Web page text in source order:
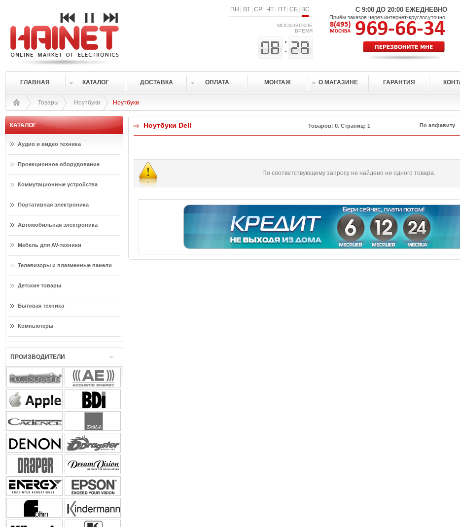
ПН ВТ СР ЧТ ПТ СБ ВС
МОСКОВСКОЕ
ВРЕМЯ
С 9:00 ДО 20:00 ЕЖЕДНЕВНО
Приём заказов через интернет-круглосуточно
ГЛАВНАЯ КАТАЛОГ ДОСТАВКА ОПЛАТА МОНТАЖ О МАГАЗИНЕ ГАРАНТИЯ
Товары Ноутбуки Ноутбуки
КАТАЛОГ
Аудио и видео техника
Проекционное оборудование
Коммутационные устройства
Портативная электроника
Автомобильная электроника
Мебель для AV-техники
Телевизоры и плазменные панели
Детские товары
Бытовая техника
Компьютеры
ПРОИЗВОДИТЕЛИ
Ноутбуки Dell Товаров: 0. Страниц: 1
По соответствующему запросу не найдено ни одного товара.